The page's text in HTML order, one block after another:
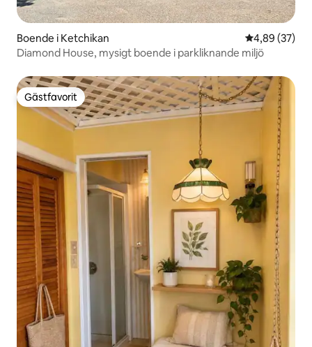
Boende i Ketchikan 4,89 av 5 i
4,89 (37)
Diamond House, mysigt boende i parkliknande miljö
Gästfavorit
Gästfavorit